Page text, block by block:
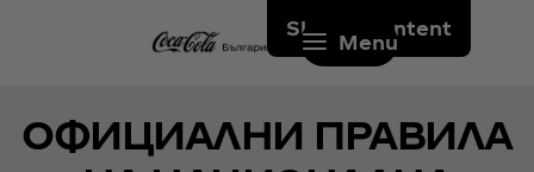
Skip to content
Menu
ОФИЦИАЛНИ ПРАВИЛА